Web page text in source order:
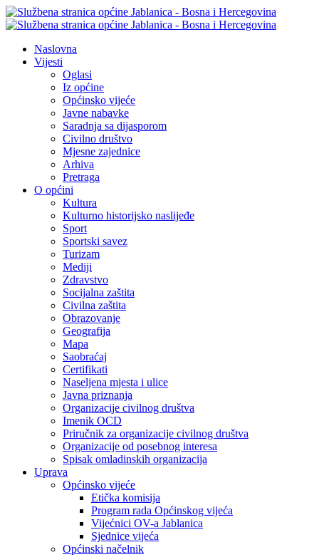
Naslovna
Vijesti
Oglasi
Iz općine
Općinsko vijeće
Javne nabavke
Saradnja sa dijasporom
Civilno društvo
Mjesne zajednice
Arhiva
Pretraga
O općini
Kultura
Kulturno historijsko naslijeđe
Sport
Sportski savez
Turizam
Mediji
Zdravstvo
Socijalna zaštita
Civilna zaštita
Obrazovanje
Geografija
Mapa
Saobraćaj
Certifikati
Naseljena mjesta i ulice
Javna priznanja
Organizacije civilnog društva
Imenik OCD
Priručnik za organizacije civilnog društva
Organizacije od posebnog interesa
Spisak omladinskih organizacija
Uprava
Općinsko vijeće
Etička komisija
Program rada Općinskog vijeća
Vijećnici OV-a Jablanica
Sjednice vijeća
Općinski načelnik